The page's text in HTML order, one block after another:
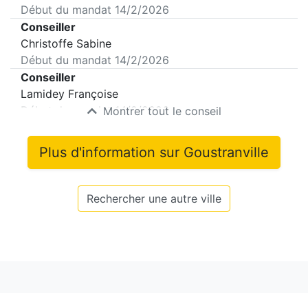
Début du mandat 14/2/2026
Conseiller
Christoffe Sabine
Début du mandat 14/2/2026
Conseiller
Lamidey Françoise
Début du mandat14/2/2026
Montrer tout le conseil
Plus d'information sur Goustranville
Rechercher une autre ville